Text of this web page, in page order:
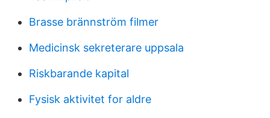
Brasse brännström filmer
Medicinsk sekreterare uppsala
Riskbarande kapital
Fysisk aktivitet for aldre